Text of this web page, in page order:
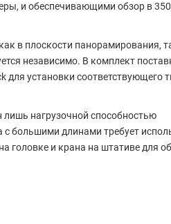
и обеспечивающими обзор в 350
в плоскости панорамирования,
независимо. В комплект
установки соответствующего
лишь нагрузочной способностью
большими длинами требует
и крана на штативе для